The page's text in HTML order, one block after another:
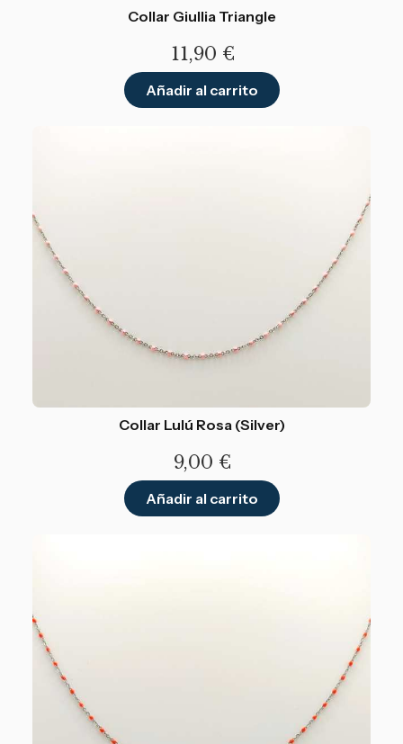
Collar Giullia Triangle
11,90 €
Añadir al carrito
Collar Lulú Rosa (Silver)
9,00 €
Añadir al carrito